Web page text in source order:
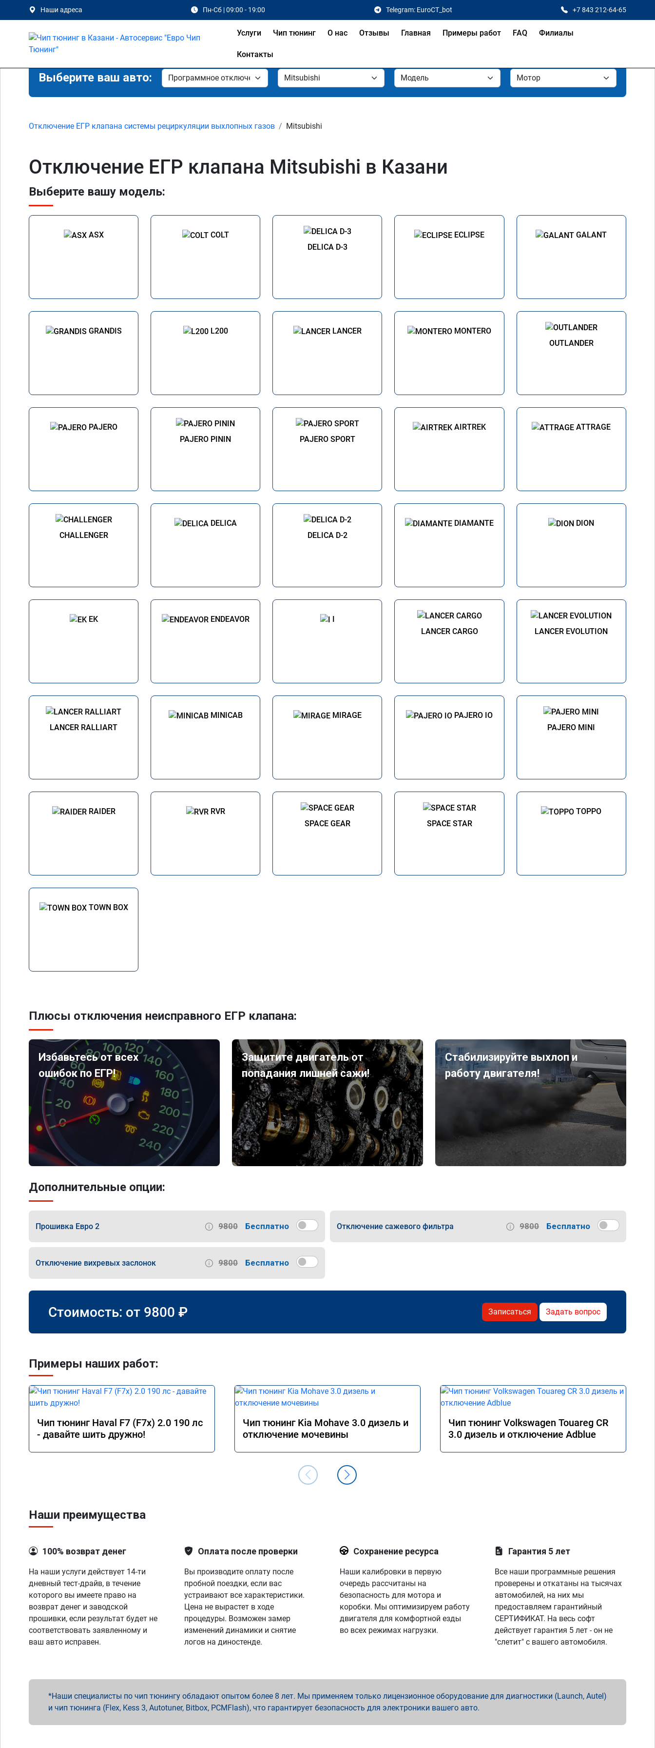
Наши адреса Пн-Сб | 09:00 - 19:00 Telegram: EuroCT_bot +7 843 212-64-65
Услуги Чип тюнинг О нас Отзывы Главная Примеры работ FAQ Филиалы
Контакты
Выберите ваш авто:
Отключение ЕГР клапана системы рециркуляции выхлопных газов Mitsubishi
Отключение ЕГР клапана Mitsubishi в Казани
Выберите вашу модель:
ASX
COLT
DELICA D-3
ECLIPSE GALANT
GRANDIS L200 LANCER
MONTERO
OUTLANDER
PAJERO
PAJERO PININ
PAJERO SPORT
AIRTREK ATTRAGE
CHALLENGER
DELICA
DELICA D-2
DIAMANTE DION
EK ENDEAVOR
I
LANCER CARGO
LANCER EVOLUTION
LANCER RALLIART
MINICAB MIRAGE
PAJERO IO
PAJERO MINI
RAIDER
RVR
SPACE GEAR
SPACE STAR
TOPPO
TOWN BOX
Плюсы отключения неисправного ЕГР клапана:
Избавьтесь от всех
ошибок по ЕГР!
Защитите двигатель от
попадания лишней сажи!
Стабилизируйте выхлоп и
работу двигателя!
Дополнительные опции:
Прошивка Евро 2 9800 Бесплатно Отключение сажевого фильтра 9800 Бесплатно
Отключение вихревых заслонок 9800 Бесплатно
Стоимость: от 9800 ₽ Записаться Задать вопрос
Примеры наших работ:
Чип тюнинг Haval F7 (F7x) 2.0 190 лс
- давайте шить дружно!
Чип тюнинг Kia Mohave 3.0 дизель и
отключение мочевины
Чип тюнинг Volkswagen Touareg CR
3.0 дизель и отключение Adblue
Наши преимущества
100% возврат денег
На наши услуги действует 14-ти
дневный тест-драйв, в течение
которого вы имеете право на
возврат денег и заводской
прошивки, если результат будет не
соответствовать заявленному и
ваш авто исправен.
Оплата после проверки
Вы производите оплату после
пробной поездки, если вас
устраивают все характеристики.
Цена не вырастет в ходе
процедуры. Возможен замер
изменений динамики и снятие
логов на диностенде.
Сохранение ресурса
Наши калибровки в первую
очередь рассчитаны на
безопасность для мотора и
коробки. Мы оптимизируем работу
двигателя для комфортной езды
во всех режимах нагрузки.
Гарантия 5 лет
Все наши программные решения
проверены и откатаны на тысячах
автомобилей, на них мы
предоставляем гарантийный
СЕРТИФИКАТ. На весь софт
действует гарантия 5 лет - он не
"слетит" с вашего автомобиля.
Наши специалисты по чип тюнингу обладают опытом более 8 лет. Мы применяем только лицензионное оборудование для диагностики (Launch, Autel)
и чип тюнинга (Flex, Kess 3, Autotuner, Bitbox, PCMFlash), что гарантирует безопасность для электроники вашего авто.